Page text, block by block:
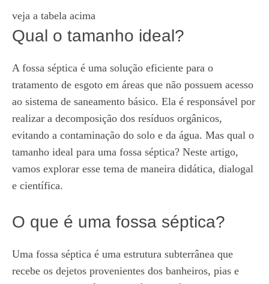
veja a tabela acima
Qual o tamanho ideal?
A fossa séptica é uma solução eficiente para o
tratamento de esgoto em áreas que não possuem acesso
ao sistema de saneamento básico. Ela é responsável por
realizar a decomposição dos resíduos orgânicos,
evitando a contaminação do solo e da água. Mas qual o
tamanho ideal para uma fossa séptica? Neste artigo,
vamos explorar esse tema de maneira didática, dialogal
e científica.
O que é uma fossa séptica?
Uma fossa séptica é uma estrutura subterrânea que
recebe os dejetos provenientes dos banheiros, pias e